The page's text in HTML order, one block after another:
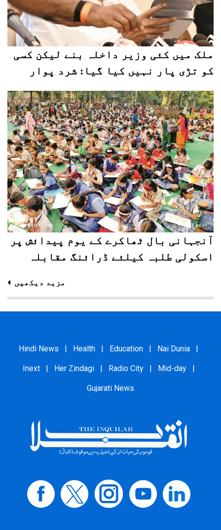
ملک میں کئی وزیر داخلہ بنے لیکن کسی
کو تڑی پار نہیں کیا گیا: شرد پوار
آنجہانی بال ٹھاکرے کے یوم پیدائش پر
اسکولی طلبہ کیلئے ڈرائنگ مقابلہ
مزید دیکھیں
Hindi News Health Education Nai Dunia
Inext Her Zindagi Radio City Mid-day
Gujarati News